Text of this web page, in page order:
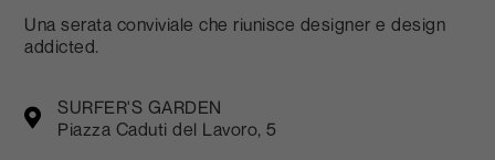
Una serata conviviale che riunisce designer e design
addicted.
SURFER'S GARDEN
Piazza Caduti del Lavoro, 5